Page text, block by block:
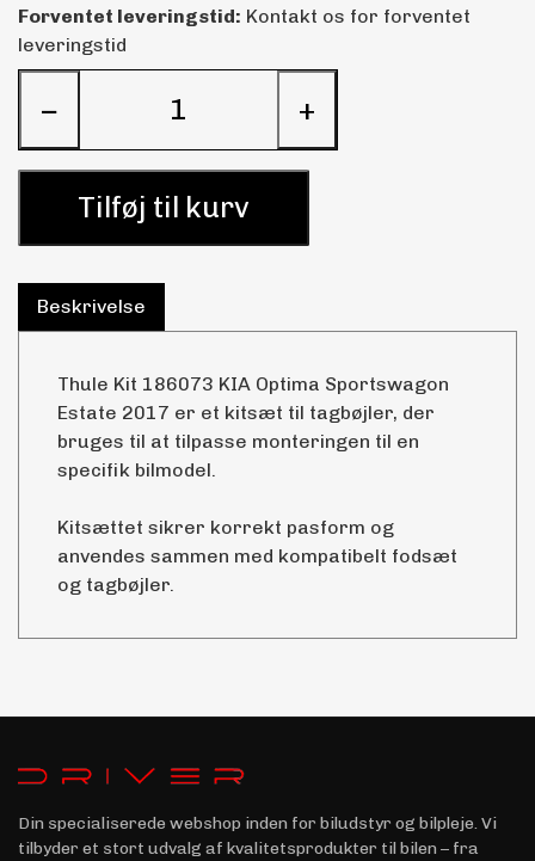
Forventet leveringstid: Kontakt os for forventet
leveringstid
− +
Tilføj til kurv
Beskrivelse
Thule Kit 186073 KIA Optima Sportswagon
Estate 2017 er et kitsæt til tagbøjler, der
bruges til at tilpasse monteringen til en
specifik bilmodel.
Kitsættet sikrer korrekt pasform og
anvendes sammen med kompatibelt fodsæt
og tagbøjler.
Din specialiserede webshop inden for biludstyr og bilpleje. Vi
tilbyder et stort udvalg af kvalitetsprodukter til bilen – fra